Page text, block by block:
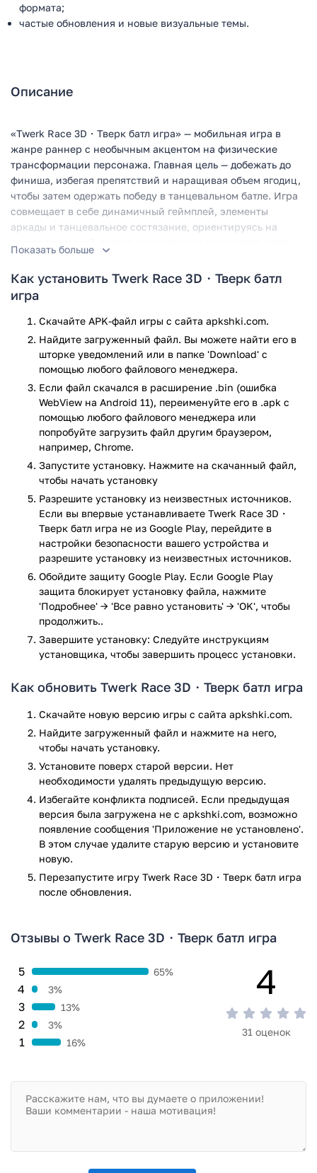
формата;
частые обновления и новые визуальные темы.
Описание
«Twerk Race 3D・Тверк батл игра» — мобильная игра в
жанре раннер с необычным акцентом на физические
трансформации персонажа. Главная цель — добежать до
финиша, избегая препятствий и наращивая объем ягодиц,
чтобы затем одержать победу в танцевальном батле. Игра
совмещает в себе динамичный геймплей, элементы
аркады и танцевальное состязание, ориентируясь на
Игровой процесс
Игровой процесс разделен на две фазы. Первая — это
классическая гонка с препятствиями. Персонаж игрока
бежит по трассе, собирая различные виды пищи: полезная
еда способствует уменьшению объема тела, тогда как
фастфуд увеличивает ягодицы. Эти изменения критически
требуют стройности, другие — объема.
Вторая фаза — финальное состязание в тверке. На
импровизированной танцевальной арене персонаж
сталкивается с противником в дуэли, где успех зависит от
«силы» и размера ягодиц. Победа в танце приносит
игроку очки и открывает новые уровни.
Особенности
Комбинация геймплея раннера и музыкального
ритм-боя.
Механика изменения тела в реальном времени.
Интерактивные препятствия, требующие
стратегического подхода.
Яркий визуальный стиль и множество скинов.
Простое управление: свайпы влево, вправо, вверх
для уклонения и прыжков.
персонажа.
Интеграция с внутриигровыми покупками и
рекламой.
«Twerk Race 3D・Тверк батл игра» — это не просто
аркадный раннер, а пародийная игра с элементами
социальной сатиры и юмора. Она предлагает уникальное
сочетание бега, сбора бонусов и танцевальных батлов, что
делает ее привлекательной для широкой аудитории.
Несмотря на некоторую однотипность уровней, проект
уверенно занимает свою нишу среди казуальных
мобильных игр, предлагая пользователю нестандартный
игровой опыт и возможность весело провести время.
Игра Twerk Race 3D・Тверк батл игра прошла проверку
Показать больше
Как установить Twerk Race 3D・Тверк батл
игра
Скачайте APK-файл игры с сайта apkshki.com.
Найдите загруженный файл. Вы можете найти его в
шторке уведомлений или в папке 'Download' с
помощью любого файлового менеджера.
Если файл скачался в расширение .bin (ошибка
WebView на Android 11), переименуйте его в .apk с
помощью любого файлового менеджера или
попробуйте загрузить файл другим браузером,
например, Chrome.
Запустите установку. Нажмите на скачанный файл,
чтобы начать установку
Разрешите установку из неизвестных источников.
Если вы впервые устанавливаете Twerk Race 3D・
Тверк батл игра не из Google Play, перейдите в
настройки безопасности вашего устройства и
разрешите установку из неизвестных источников.
Обойдите защиту Google Play. Если Google Play
защита блокирует установку файла, нажмите
'Подробнее' → 'Все равно установить' → 'OK', чтобы
продолжить..
Завершите установку: Следуйте инструкциям
установщика, чтобы завершить процесс установки.
Как обновить Twerk Race 3D・Тверк батл игра
Скачайте новую версию игры с сайта apkshki.com.
Найдите загруженный файл и нажмите на него,
чтобы начать установку.
Установите поверх старой версии. Нет
необходимости удалять предыдущую версию.
Избегайте конфликта подписей. Если предыдущая
версия была загружена не с apkshki.com, возможно
появление сообщения 'Приложение не установлено'.
В этом случае удалите старую версию и установите
новую.
Перезапустите игру Twerk Race 3D・Тверк батл игра
после обновления.
Отзывы о Twerk Race 3D・Тверк батл игра
1 16%
2 3%
3 13%
4 3%
5 65% 4
31 оценок